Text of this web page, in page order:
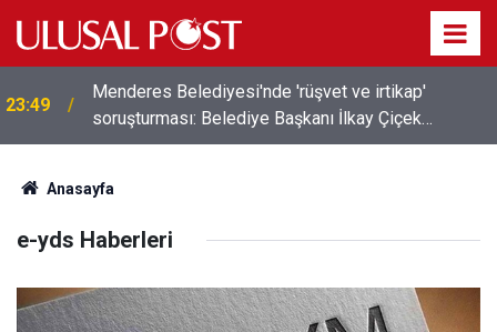
23:49
Menderes Belediyesi'nde 'rüşvet ve irtikap'
soruşturması: Belediye Başkanı İlkay Çiçek
tutuklandı
Anasayfa
e-yds Haberleri